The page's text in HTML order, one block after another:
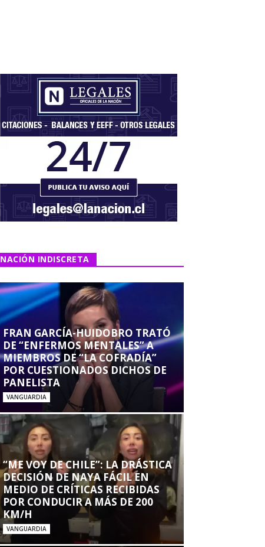
NACIÓN INDISCRETA
FRAN GARCÍA-HUIDOBRO TRATÓ
DE “ENFERMOS MENTALES” A
MIEMBROS DE “LA COFRADÍA”
POR CUESTIONADOS DICHOS DE
PANELISTA
VANGUARDIA
“ME VOY DE CHILE”: LA DRÁSTICA
DECISIÓN DE NAYA FÁCIL EN
MEDIO DE CRÍTICAS RECIBIDAS
POR CONDUCIR A MÁS DE 200
KM/H
VANGUARDIA